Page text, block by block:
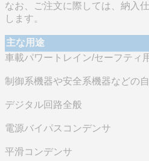
なお、ご注文に際しては、納入
します。
主な用途
車載パワートレイン/セーフティ
制御系機器や安全系機器などの
デジタル回路全般
電源バイパスコンデンサ
平滑コンデンサ